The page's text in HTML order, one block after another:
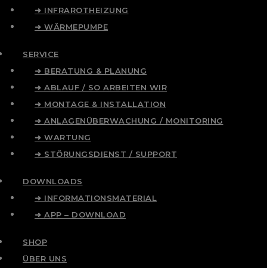
➜ INFRAROTHEIZUNG
➜ WÄRMEPUMPE
SERVICE
➜ BERATUNG & PLANUNG
➜ ABLAUF / SO ARBEITEN WIR
➜ MONTAGE & INSTALLATION
➜ ANLAGENÜBERWACHUNG / MONITORING
➜ WARTUNG
➜ STÖRUNGSDIENST / SUPPORT
DOWNLOADS
➜ INFORMATIONSMATERIAL
➜ APP – DOWNLOAD
SHOP
ÜBER UNS